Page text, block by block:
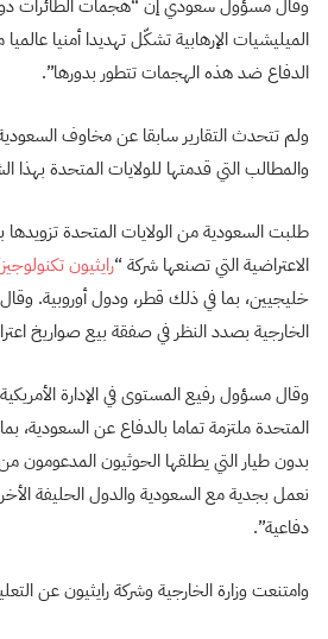
وقال مسؤول سعودي إن “هجمات الطائرات
الميليشيات الإرهابية تشكّل تهديدا أمنيا
الدفاع ضد هذه الهجمات تتطور بدورها”.
ولم تتحدث التقارير سابقا عن مخاوف
والمطالب التي قدمتها للولايات المتحدة بهذا
طلبت السعودية من الولايات المتحدة
الاعتراضية التي تصنعها شركة “رايثيون تكنولوجيز
خليجيين، بما في ذلك قطر، ودول أوروبية.
الخارجية بصدد النظر في صفقة بيع صواريخ
وقال مسؤول رفيع المستوى في الإدارة
المتحدة ملتزمة تماما بالدفاع عن السعودية،
بدون طيار التي يطلقها الحوثيون المدعومون
نعمل بجدية مع السعودية والدول الحليفة
دفاعية”.
وامتنعت وزارة الخارجية وشركة رايثيون عن